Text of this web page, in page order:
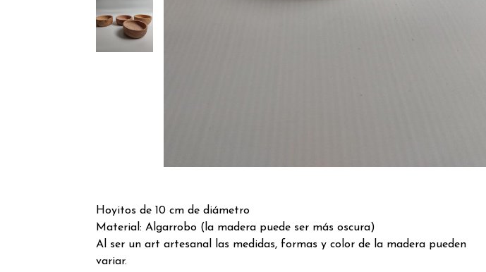
Hoyitos de 10 cm de diámetro
Material: Algarrobo (la madera puede ser más oscura)
Al ser un art artesanal las medidas, formas y color de la madera pueden
variar.